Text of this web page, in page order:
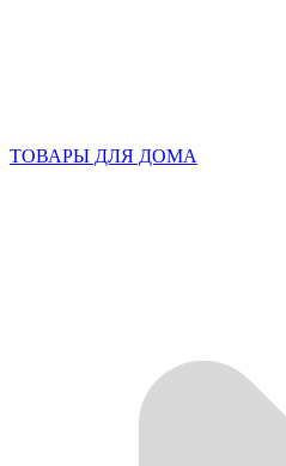
ТОВАРЫ ДЛЯ ДОМА